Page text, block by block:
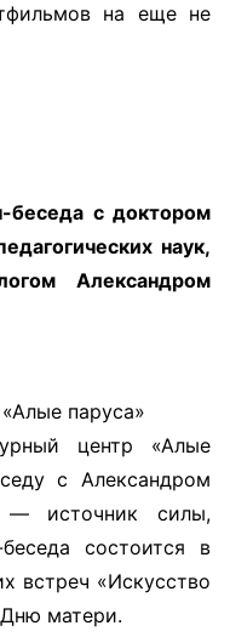
на еще не
с доктором
наук,
Александром
паруса»
центр «Алые
с Александром
источник силы,
состоится в
встреч «Искусство
матери.